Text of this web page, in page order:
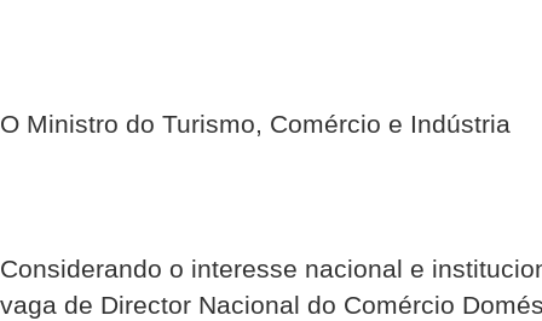
O Ministro do Turismo, Comércio e Indústria
Considerando o interesse nacional e
vaga de Director Nacional do Comércio